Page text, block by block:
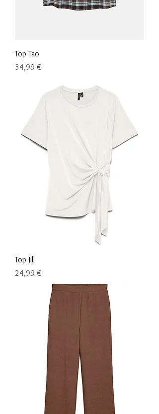
Top Tao
Precio
34,99 €
Top Jill
Precio
24,99 €